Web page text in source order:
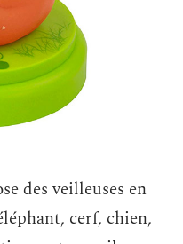
des veilleuses en
cerf, chien,